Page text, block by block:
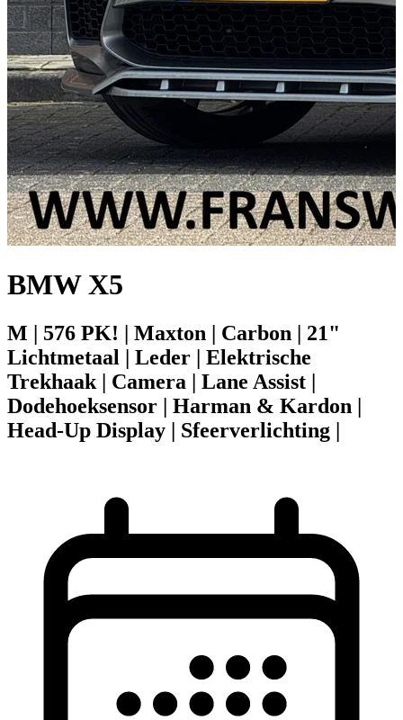
BMW X5
M | 576 PK! | Maxton | Carbon | 21"
Lichtmetaal | Leder | Elektrische
Trekhaak | Camera | Lane Assist |
Dodehoeksensor | Harman & Kardon |
Head-Up Display | Sfeerverlichting |